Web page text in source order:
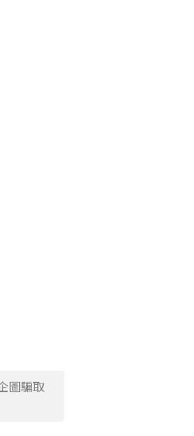
圖騙取